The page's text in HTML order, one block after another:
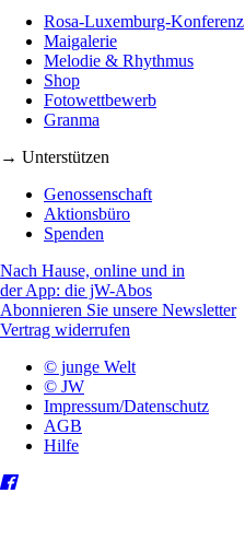
Rosa-Luxemburg-Konferenz
Maigalerie
Melodie & Rhythmus
Shop
Fotowettbewerb
Granma
→ Unterstützen
Genossenschaft
Aktionsbüro
Spenden
Nach Hause, online und in
der App: die jW-Abos
Abonnieren Sie unsere Newsletter
Vertrag widerrufen
© junge Welt
© JW
Impressum/Datenschutz
AGB
Hilfe